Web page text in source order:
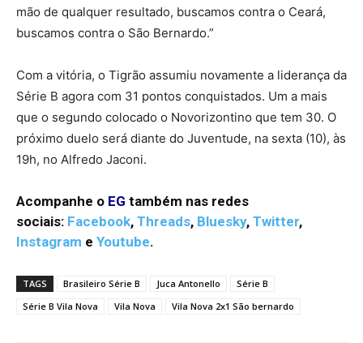
mão de qualquer resultado, buscamos contra o Ceará,
buscamos contra o São Bernardo.”
Com a vitória, o Tigrão assumiu novamente a liderança da
Série B agora com 31 pontos conquistados. Um a mais
que o segundo colocado o Novorizontino que tem 30. O
próximo duelo será diante do Juventude, na sexta (10), às
19h, no Alfredo Jaconi.
Acompanhe o EG também nas redes
sociais: Facebook, Threads, Bluesky, Twitter,
Instagram e Youtube.
TAGS Brasileiro Série B Juca Antonello
Série B
Série B Vila Nova
Vila Nova Vila Nova 2x1 São bernardo